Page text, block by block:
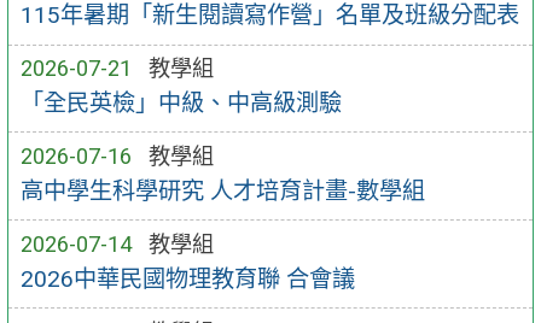
115年暑期「新生閱讀寫作營」名單及班級分配表
2026-07-21 教學組
「全民英檢」中級、中高級測驗
2026-07-16 教學組
高中學生科學研究 人才培育計畫-數學組
2026-07-14 教學組
2026中華民國物理教育聯 合會議